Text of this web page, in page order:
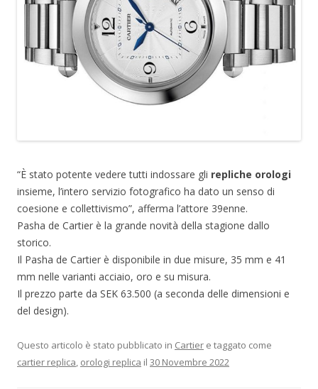
“È stato potente vedere tutti indossare gli repliche orologi
insieme, l’intero servizio fotografico ha dato un senso di
coesione e collettivismo”, afferma l’attore 39enne.
Pasha de Cartier è la grande novità della stagione dallo
storico.
Il Pasha de Cartier è disponibile in due misure, 35 mm e 41
mm nelle varianti acciaio, oro e su misura.
Il prezzo parte da SEK 63.500 (a seconda delle dimensioni e
del design).
Questo articolo è stato pubblicato in Cartier e taggato come
cartier replica, orologi replica il 30 Novembre 2022